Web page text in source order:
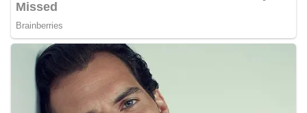
diharapkan dapat semakin mempererat
hubungan kemitraan antara Polri dan
masyarakat, sekaligus membangun kesadaran
kolektif warga akan pentingnya menjaga
keamanan, ketertiban, dan kekompakan